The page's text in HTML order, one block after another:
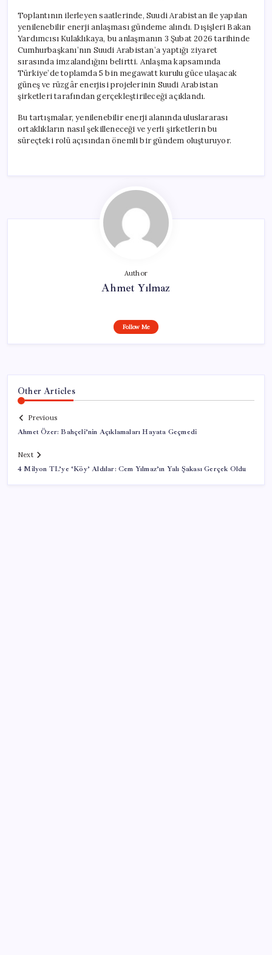
Toplantının ilerleyen saatlerinde, Suudi Arabistan ile yapılan
yenilenebilir enerji anlaşması gündeme alındı. Dışişleri Bakan
Yardımcısı Kulaklıkaya, bu anlaşmanın 3 Şubat 2026 tarihinde
Cumhurbaşkanı’nın Suudi Arabistan’a yaptığı ziyaret
sırasında imzalandığını belirtti. Anlaşma kapsamında
Türkiye’de toplamda 5 bin megawatt kurulu güce ulaşacak
güneş ve rüzgâr enerjisi projelerinin Suudi Arabistan
şirketleri tarafından gerçekleştirileceği açıklandı.
Bu tartışmalar, yenilenebilir enerji alanında uluslararası
ortaklıkların nasıl şekilleneceği ve yerli şirketlerin bu
süreçteki rolü açısından önemli bir gündem oluşturuyor.
Author
Ahmet Yılmaz
Follow Me
Other Articles
Previous
Ahmet Özer: Bahçeli’nin Açıklamaları Hayata Geçmedi
Next
4 Milyon TL’ye ‘Köy’ Aldılar: Cem Yılmaz’ın Yalı Şakası Gerçek Oldu